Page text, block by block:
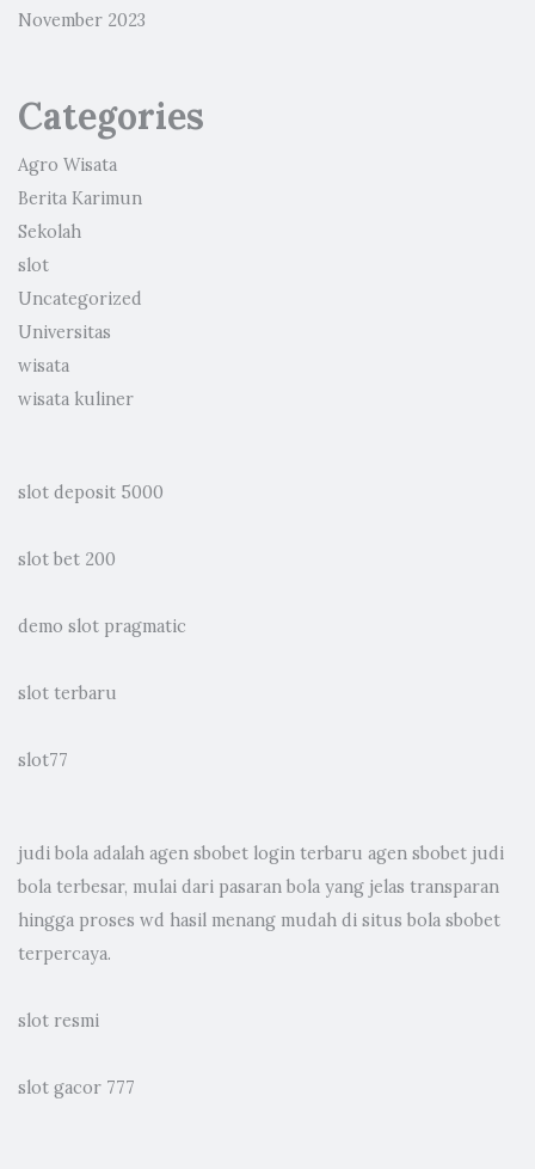
November 2023
Categories
Agro Wisata
Berita Karimun
Sekolah
slot
Uncategorized
Universitas
wisata
wisata kuliner
slot deposit 5000
slot bet 200
demo slot pragmatic
slot terbaru
slot77
judi bola adalah agen sbobet login terbaru agen sbobet judi
bola terbesar, mulai dari pasaran bola yang jelas transparan
hingga proses wd hasil menang mudah di situs bola sbobet
terpercaya.
slot resmi
slot gacor 777